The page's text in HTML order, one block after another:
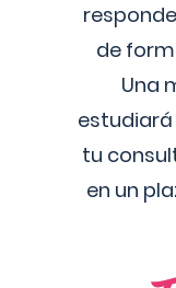
de
Una
tu
en un